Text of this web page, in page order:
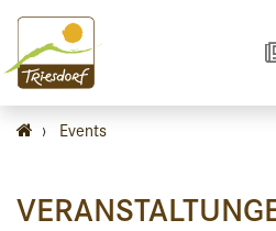
› Events